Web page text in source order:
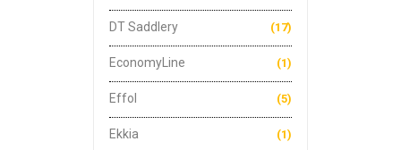
DT Saddlery (17)
EconomyLine (1)
Effol (5)
Ekkia (1)